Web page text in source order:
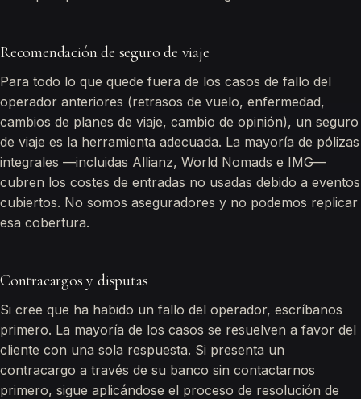
Recomendación de seguro de viaje
Para todo lo que quede fuera de los casos de fallo del
operador anteriores (retrasos de vuelo, enfermedad,
cambios de planes de viaje, cambio de opinión), un seguro
de viaje es la herramienta adecuada. La mayoría de pólizas
integrales —incluidas Allianz, World Nomads e IMG—
cubren los costes de entradas no usadas debido a eventos
cubiertos. No somos aseguradores y no podemos replicar
esa cobertura.
Contracargos y disputas
Si cree que ha habido un fallo del operador, escríbanos
primero. La mayoría de los casos se resuelven a favor del
cliente con una sola respuesta. Si presenta un
contracargo a través de su banco sin contactarnos
primero, sigue aplicándose el proceso de resolución de